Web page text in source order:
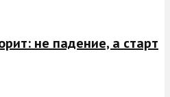
не падение, а старт